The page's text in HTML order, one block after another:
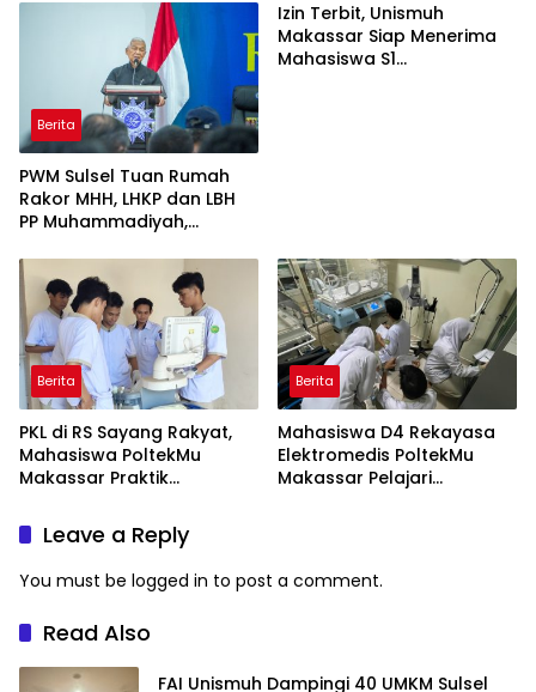
Berita
PWM Sulsel Tuan Rumah
Rakor MHH, LHKP dan LBH
PP Muhammadiyah,
dan Kebijakan Publik
Izin Terbit, Unismuh
Makassar Siap Menerima
Mahasiswa S1
Berita
PKL di RS Sayang Rakyat,
Mahasiswa PoltekMu
Makassar Praktik
Berita
Mahasiswa D4 Rekayasa
Elektromedis PoltekMu
Makassar Pelajari
Leave a Reply
You must be logged in to post a comment.
Read Also
FAI Unismuh Dampingi 40 UMKM Sulsel